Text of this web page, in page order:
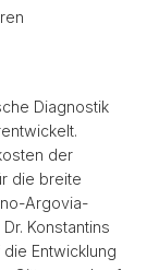
Diagnostik
der
die breite
Argovia-
Konstantins
Entwicklung